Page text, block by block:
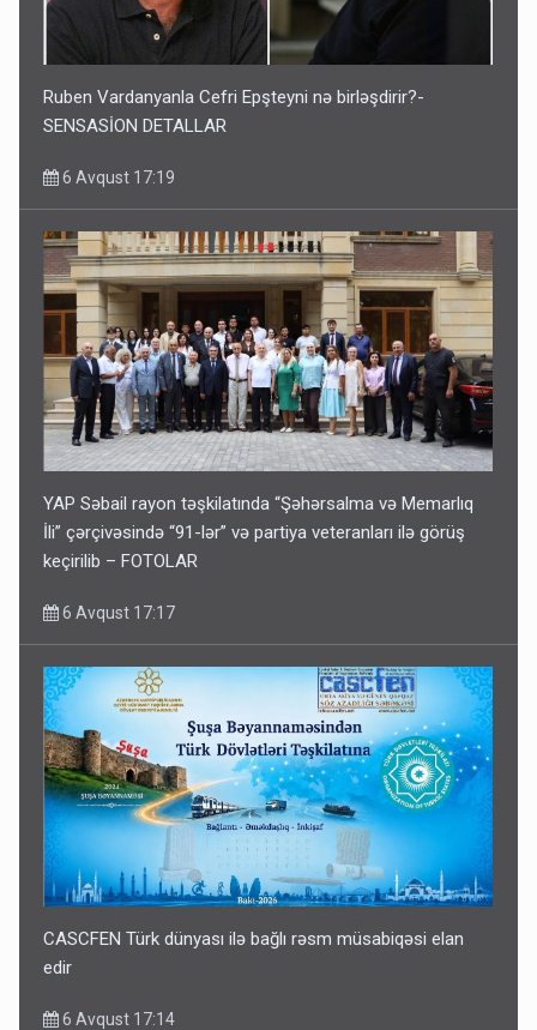
Ruben Vardanyanla Cefri Epşteyni nə birləşdirir?-
SENSASİON DETALLAR
6 Avqust 17:19
YAP Səbail rayon təşkilatında “Şəhərsalma və Memarlıq
İli” çərçivəsində “91-lər” və partiya veteranları ilə görüş
keçirilib – FOTOLAR
6 Avqust 17:17
CASCFEN Türk dünyası ilə bağlı rəsm müsabiqəsi elan
edir
6 Avqust 17:14